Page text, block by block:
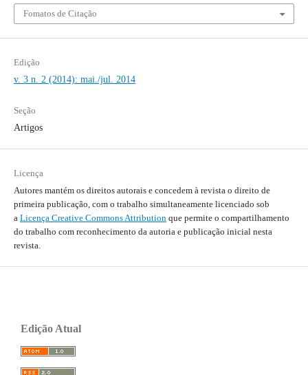
Fomatos de Citação
Edição
v. 3 n. 2 (2014): mai./jul. 2014
Seção
Artigos
Licença
Autores mantém os direitos autorais e concedem à revista o direito de
primeira publicação, com o trabalho simultaneamente licenciado sob
a Licença Creative Commons Attribution que permite o compartilhamento
do trabalho com reconhecimento da autoria e publicação inicial nesta
revista.
Edição Atual